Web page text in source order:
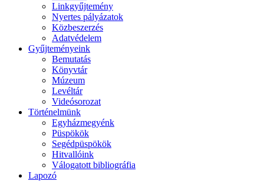
Linkgyűjtemény
Nyertes pályázatok
Közbeszerzés
Adatvédelem
Gyűjteményeink
Bemutatás
Könyvtár
Múzeum
Levéltár
Videósorozat
Történelmünk
Egyházmegyénk
Püspökök
Segédpüspökök
Hitvallóink
Válogatott bibliográfia
Lapozó